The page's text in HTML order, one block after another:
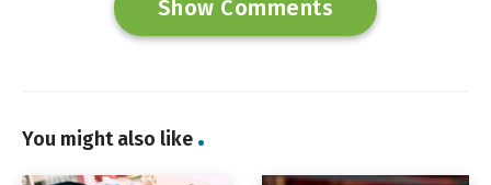
Show Comments
You might also like